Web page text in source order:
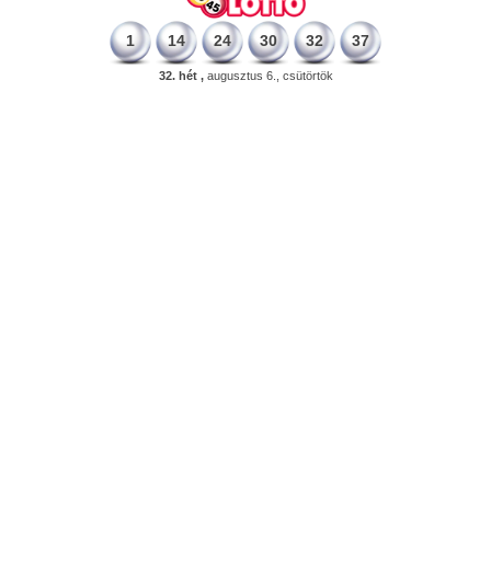
1 14 24 30 32 37
32. hét ,augusztus 6., csütörtök